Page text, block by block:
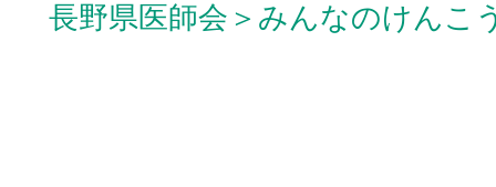
長野県医師会＞みんなのけんこ